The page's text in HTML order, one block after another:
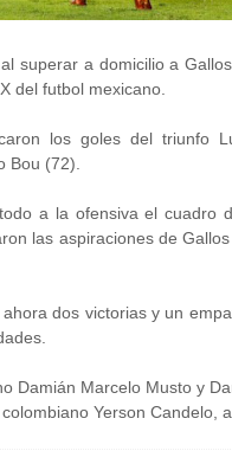
superar a domicilio a
del futbol mexicano.
los goles del triunfo
Bou (72).
a la ofensiva el cuadro
las aspiraciones de
dos victorias y un
Damián Marcelo Musto y
Yerson Candelo,